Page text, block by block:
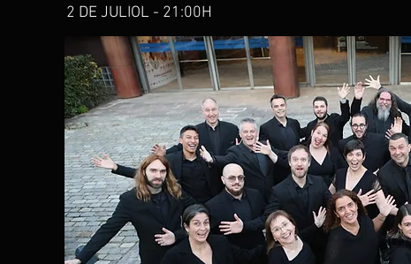
2 DE JULIOL - 21:00H